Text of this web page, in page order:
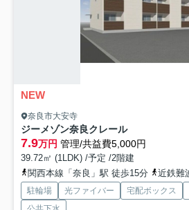
NEW
奈良市大安寺
ジーメゾン奈良クレール
7.9万円 管理/共益費5,000円
39.72㎡ (1LDK) /予定 /2階建
関西本線「奈良」駅 徒歩15分
近鉄難波・奈良線
駐輪場 光ファイバー 宅配ボックス